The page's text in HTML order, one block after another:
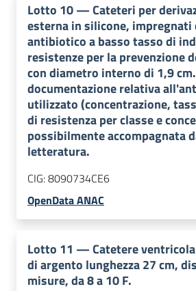
Lotto 10—Cateteri per
esterna in silicone, impregnati
antibiotico a basso tasso di
resistenze per la prevenzione
con diametro interno di 1,9
documentazione relativa
utilizzato (concentrazione,
di resistenza per classe e
possibilmente accompagnata
letteratura.
CIG:8090734CE6
OpenData ANAC
Lotto 11 —Catetere
di argento lunghezza 27 cm,
misure, da 8 a 10 F.